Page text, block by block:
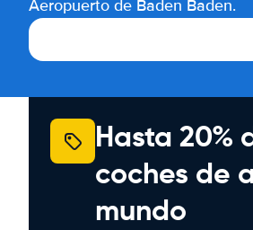
Aeropuerto de Baden Baden.
Hasta 20%
coches de
mundo